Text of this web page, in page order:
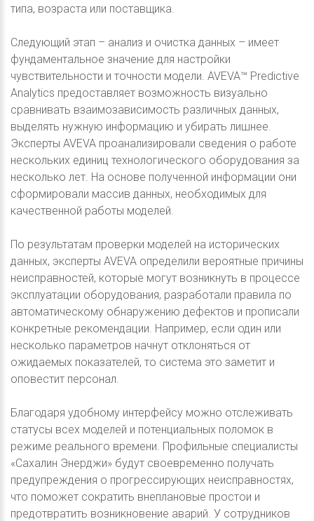
типа, возраста или поставщика.
Следующий этап – анализ и очистка данных – имеет
фундаментальное значение для настройки
чувствительности и точности модели. AVEVA™ Predictive
Analytics предоставляет возможность визуально
сравнивать взаимозависимость различных данных,
выделять нужную информацию и убирать лишнее.
Эксперты AVEVA проанализировали сведения о работе
нескольких единиц технологического оборудования за
несколько лет. На основе полученной информации они
сформировали массив данных, необходимых для
качественной работы моделей.
По результатам проверки моделей на исторических
данных, эксперты AVEVA определили вероятные причины
неисправностей, которые могут возникнуть в процессе
эксплуатации оборудования, разработали правила по
автоматическому обнаружению дефектов и прописали
конкретные рекомендации. Например, если один или
несколько параметров начнут отклоняться от
ожидаемых показателей, то система это заметит и
оповестит персонал.
Благодаря удобному интерфейсу можно отслеживать
статусы всех моделей и потенциальных поломок в
режиме реального времени. Профильные специалисты
«Сахалин Энерджи» будут своевременно получать
предупреждения о прогрессирующих неисправностях,
что поможет сократить внеплановые простои и
предотвратить возникновение аварий. У сотрудников